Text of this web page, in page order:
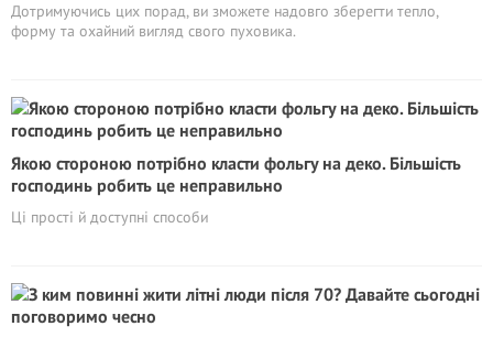
Дотримуючись цих порад, ви зможете надовго зберегти тепло,
форму та охайний вигляд свого пуховика.
Якою стороною потрібно класти фольгу на деко. Більшість
господинь робить це неправильно
Ці прості й доступні способи